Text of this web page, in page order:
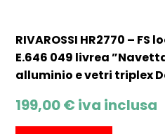
RIVAROSSI HR2770 –
E.646 049 livrea
alluminio e vetri triplex
199,00€ iva inclusa